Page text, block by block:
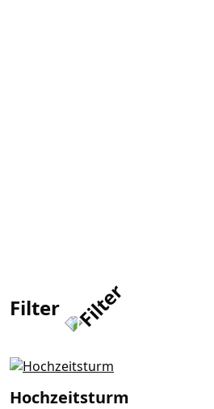
Filter
Hochzeits­turm